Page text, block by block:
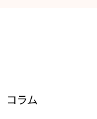
コラム